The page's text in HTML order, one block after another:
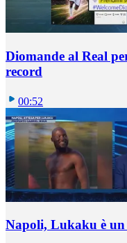
Diomande al Real
record
00:52
Napoli, Lukaku è un